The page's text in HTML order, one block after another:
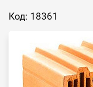
Код: 18361